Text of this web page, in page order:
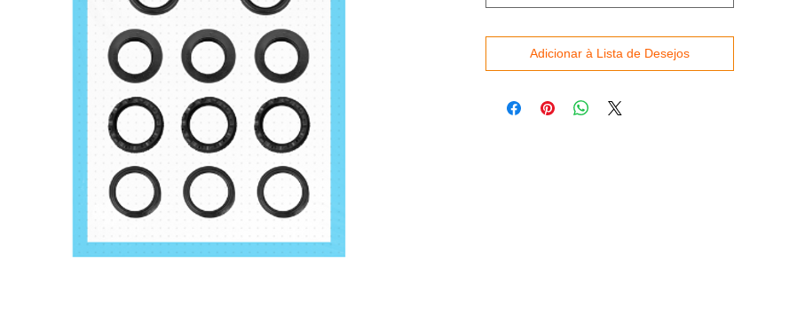
Adicionar à Lista de Desejos